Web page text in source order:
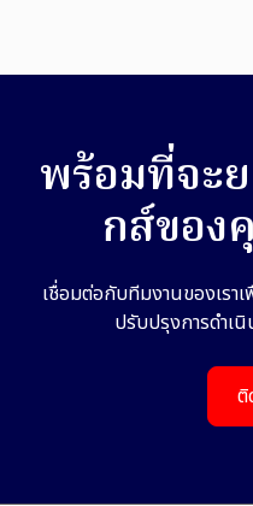
พร้อมที่จะ
กส์ของ
เชื่อมต่อกับทีมงานของเรา
ปรับปรุงการดำเ
ติ